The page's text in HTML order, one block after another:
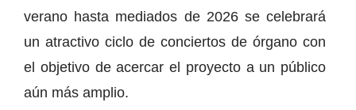
verano hasta mediados de 2026 se celebrará
un atractivo ciclo de conciertos de órgano con
el objetivo de acercar el proyecto a un público
aún más amplio.